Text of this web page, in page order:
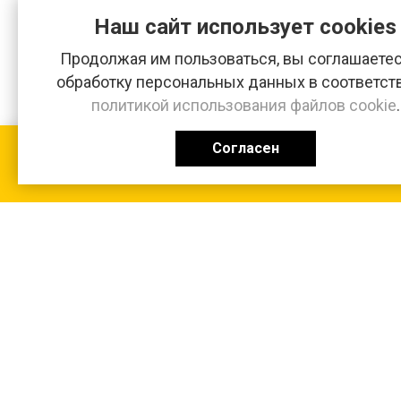
Наш сайт использует cookies
Продолжая им пользоваться, вы
обработку персональных данных в
политикой использования файлов cookie.
Согласен